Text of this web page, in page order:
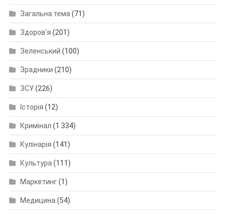
Загальна тема(71)
Здоров'я (201)
Зеленський (100)
Зрадники (210)
ЗСУ(226)
Історія (12)
Кримінал (1 334)
Кулінарія (141)
Культура(111)
Маркетинг(1)
Медицина(54)